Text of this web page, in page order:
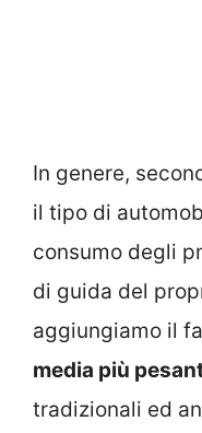
In genere,
il tipo di
consumo degli
di guida del
aggiungiamo il
media più
tradizionali ed